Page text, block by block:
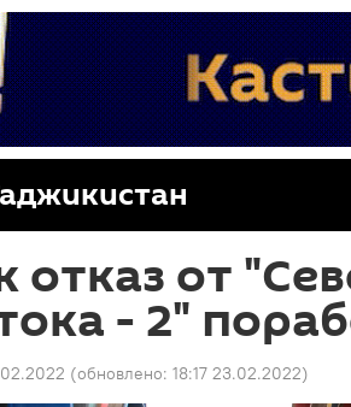
отказ от
- 2"
(обновлено: 18:17 23.02.2022)